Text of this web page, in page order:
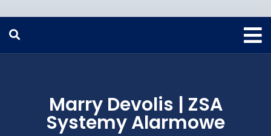
Marry Devolis | ZSA
Systemy Alarmowe